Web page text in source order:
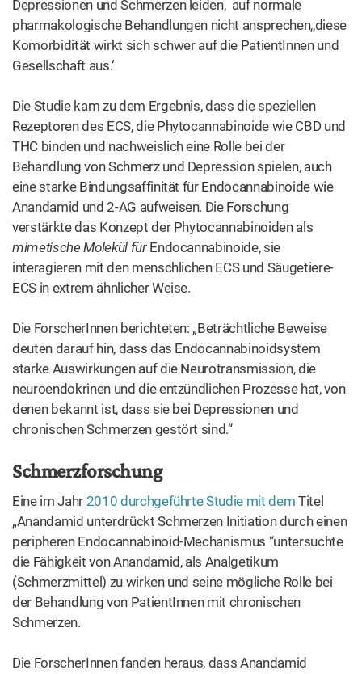
Depressionen und Schmerzen leiden, auf normale
pharmakologische Behandlungen nicht ansprechen,‚diese
Komorbidität wirkt sich schwer auf die PatientInnen und
Gesellschaft aus.‘
Die Studie kam zu dem Ergebnis, dass die speziellen
Rezeptoren des ECS, die Phytocannabinoide wie CBD und
THC binden und nachweislich eine Rolle bei der
Behandlung von Schmerz und Depression spielen, auch
eine starke Bindungsaffinität für Endocannabinoide wie
Anandamid und 2-AG aufweisen. Die Forschung
verstärkte das Konzept der Phytocannabinoiden als
mimetische Molekül fürEndocannabinoide, sie
interagieren mit den menschlichen ECS und Säugetiere-
ECS in extrem ähnlicher Weise.
Die ForscherInnen berichteten: „Beträchtliche Beweise
deuten darauf hin, dass das Endocannabinoidsystem
starke Auswirkungen auf die Neurotransmission, die
neuroendokrinen und die entzündlichen Prozesse hat, von
denen bekannt ist, dass sie bei Depressionen und
chronischen Schmerzen gestört sind.“
Schmerzforschung
Eine im Jahr 2010 durchgeführte Studie mit dem Titel
„Anandamid unterdrückt Schmerzen Initiation durch einen
peripheren Endocannabinoid-Mechanismus “untersuchte
die Fähigkeit von Anandamid, als Analgetikum
(Schmerzmittel) zu wirken und seine mögliche Rolle bei
der Behandlung von PatientInnen mit chronischen
Schmerzen.
Die ForscherInnen fanden heraus, dass Anandamid